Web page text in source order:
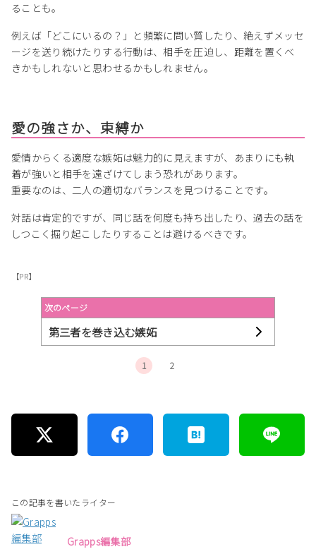
ることも。
例えば「どこにいるの？」と頻繁に問い質したり、絶えずメッセ
ージを送り続けたりする行動は、相手を圧迫し、距離を置くべ
きかもしれないと思わせるかもしれません。
愛の強さか、束縛か
愛情からくる適度な嫉妬は魅力的に見えますが、あまりにも執
着が強いと相手を遠ざけてしまう恐れがあります。
重要なのは、二人の適切なバランスを見つけることです。
対話は肯定的ですが、同じ話を何度も持ち出したり、過去の話を
しつこく掘り起こしたりすることは避けるべきです。
【PR】
次のページ
第三者を巻き込む嫉妬
1 2
この記事を書いたライター
Grapps編集部